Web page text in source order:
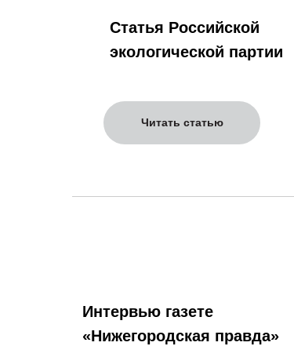
Читать статью
Статья Российской
экологической партии
Интервью газете
«Нижегородская правда»